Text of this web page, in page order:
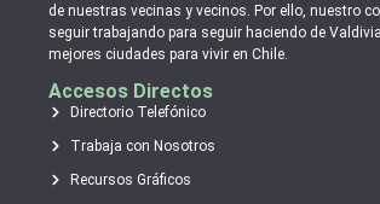
de nuestras vecinas y vecinos. Por ello, nuestro
seguir trabajando para seguir haciendo de
mejores ciudades para vivir en Chile.
Accesos Directos
Directorio Telefónico
Trabaja con Nosotros
Recursos Gráficos